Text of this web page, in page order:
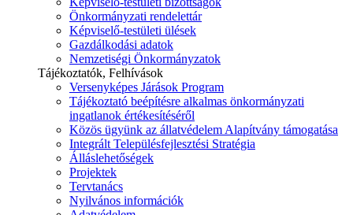
Önkormányzati rendelettár
Képviselő-testületi ülések
Gazdálkodási adatok
Nemzetiségi Önkormányzatok
Tájékoztatók, Felhívások
Versenyképes Járások Program
Tájékoztató beépítésre alkalmas önkormányzati
ingatlanok értékesítéséről
Közös ügyünk az állatvédelem Alapítvány támogatása
Integrált Településfejlesztési Stratégia
Álláslehetőségek
Projektek
Tervtanács
Nyilvános információk